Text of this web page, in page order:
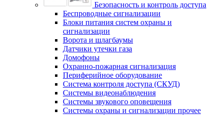
Безопасность и контроль доступа
Беспроводные сигнализации
Блоки питания систем охраны и
сигнализации
Ворота и шлагбаумы
Датчики утечки газа
Домофоны
Охранно-пожарная сигнализация
Периферийное оборудование
Система контроля доступа (СКУД)
Системы видеонаблюдения
Системы звукового оповещения
Системы охраны и сигнализации прочее